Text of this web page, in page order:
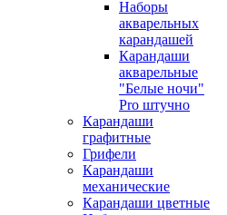
Наборы
акварельных
карандашей
Карандаши
акварельные
"Белые ночи"
Pro штучно
Карандаши
графитные
Грифели
Карандаши
механические
Карандаши цветные